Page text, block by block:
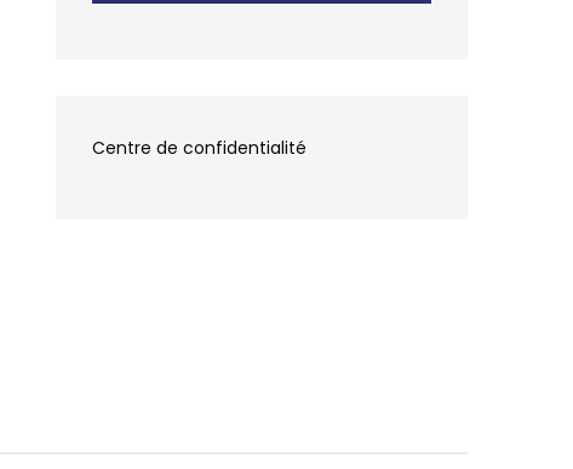
Centre de confidentialité